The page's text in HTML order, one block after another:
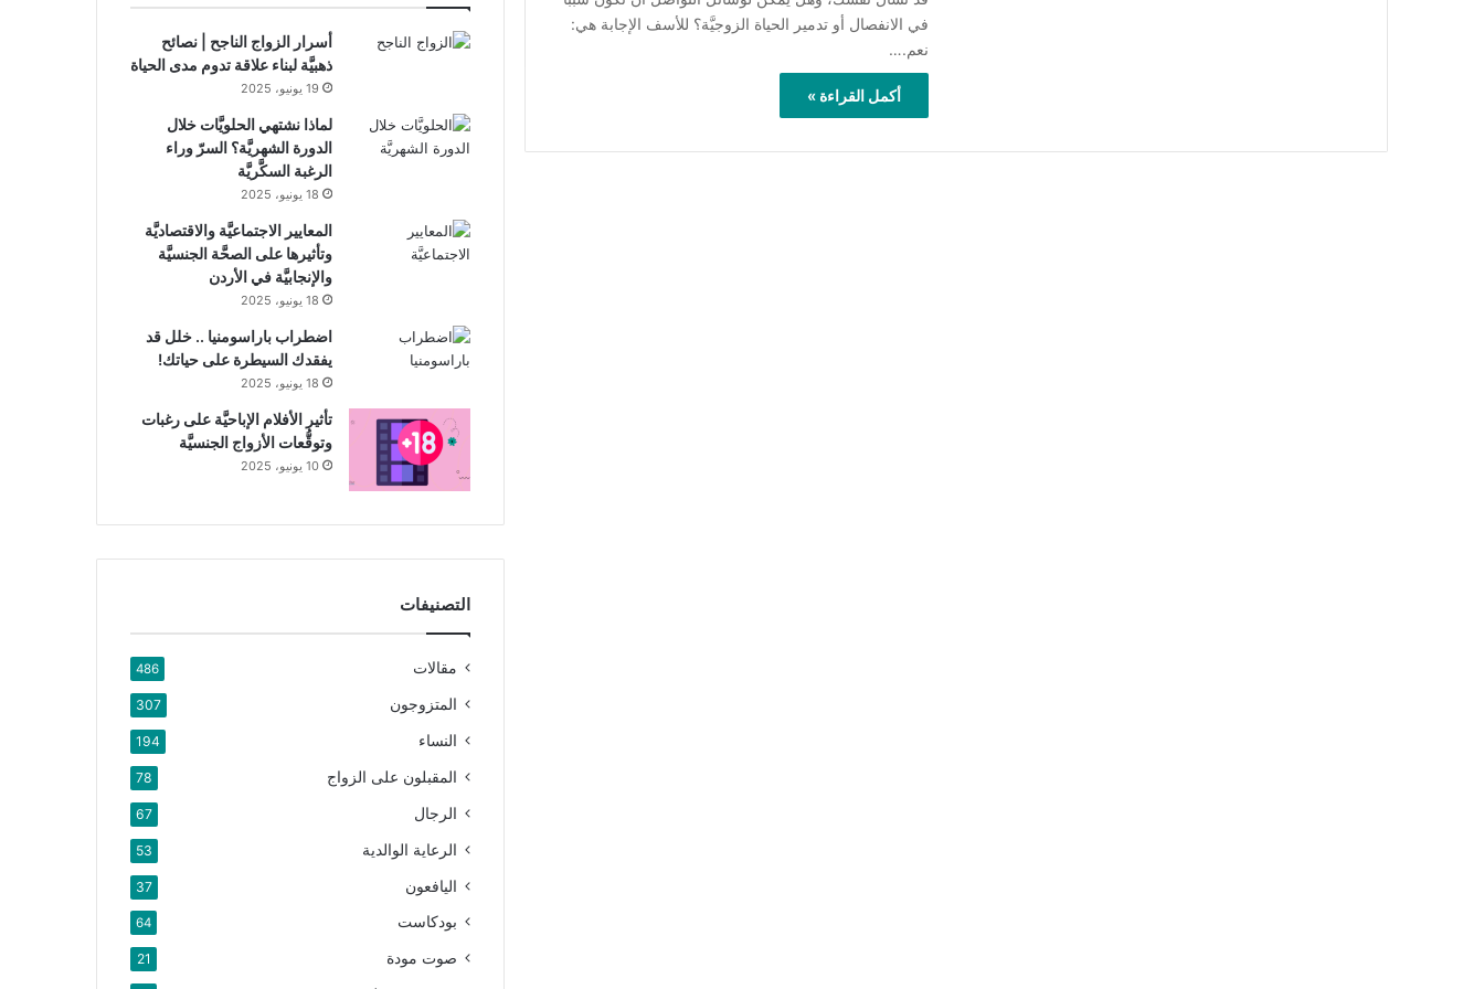
في الانفصال أو تدمير الحياة الزوجيَّة؟ للأسف الإجابة هي:
نعم.…
أكمل القراءة »
أسرار الزواج الناجح | نصائح
ذهبيَّة لبناء علاقة تدوم مدى الحياة
19 يونيو، 2025
لماذا نشتهي الحلويَّات خلال
الدورة الشهريَّة؟ السرّ وراء
الرغبة السكَّريَّة
18 يونيو، 2025
المعايير الاجتماعيَّة والاقتصاديَّة
وتأثيرها على الصحَّة الجنسيَّة
والإنجابيَّة في الأردن
18 يونيو، 2025
اضطراب باراسومنيا .. خلل قد
يفقدك السيطرة على حياتك!
18 يونيو، 2025
تأثير الأفلام الإباحيَّة على رغبات
وتوقُّعات الأزواج الجنسيَّة
10 يونيو، 2025
التصنيفات
مقالات 486
المتزوجون 307
النساء 194
المقبلون على الزواج 78
الرجال 67
الرعاية الوالدية 53
اليافعون 37
بودكاست 64
صوت مودة 21